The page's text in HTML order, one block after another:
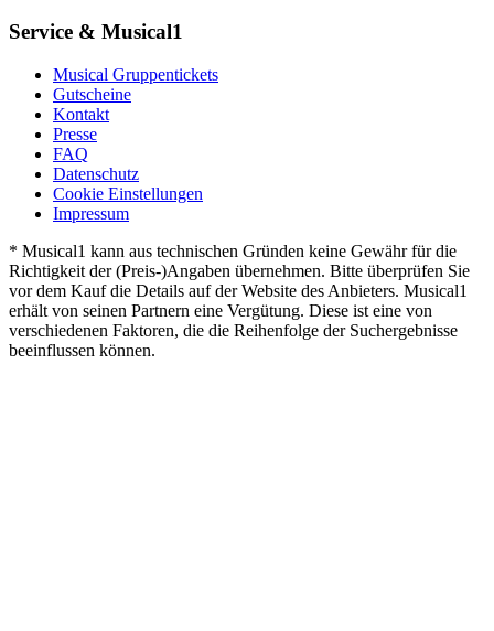
Service & Musical1
Musical Gruppentickets
Gutscheine
Kontakt
Presse
FAQ
Datenschutz
Cookie Einstellungen
Impressum
* Musical1 kann aus technischen Gründen keine Gewähr für die
Richtigkeit der (Preis-)Angaben übernehmen. Bitte überprüfen Sie
vor dem Kauf die Details auf der Website des Anbieters. Musical1
erhält von seinen Partnern eine Vergütung. Diese ist eine von
verschiedenen Faktoren, die die Reihenfolge der Suchergebnisse
beeinflussen können.